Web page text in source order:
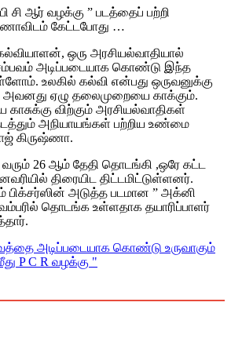
சி ஆர் வழக்கு ” படத்தைப் பற்றி
கேட்டபோது …
ஒரு அரசியல்வாதியால்
அடிப்படையாக கொண்டு இந்த
உலகில் கல்வி என்பது ஒருவனுக்கு
அவனது ஏழு தலைமுறையை காக்கும்.
விற்கும் அரசியல்வாதிகள்
அநியாயங்கள் பற்றிய உண்மை
கிருஷ்ணா.
வரும் 26 ஆம் தேதி தொடங்கி ,ஒரே கட்ட
ஜனவரியில் திரையிட திட்டமிட்டுள்ளனர்.
அடுத்த படமான ” அக்னி
தொடங்க உள்ளதாக தயாரிப்பாளர்
அடிப்படையாக கொண்டு உருவாகும்
P C R வழக்கு "